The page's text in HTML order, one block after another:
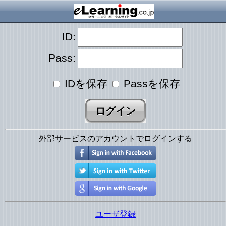
ID:
Pass:
IDを保存 Passを保存
外部サービスのアカウントでログインする
ユーザ登録